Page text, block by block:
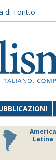
di Toritto
America
Latina